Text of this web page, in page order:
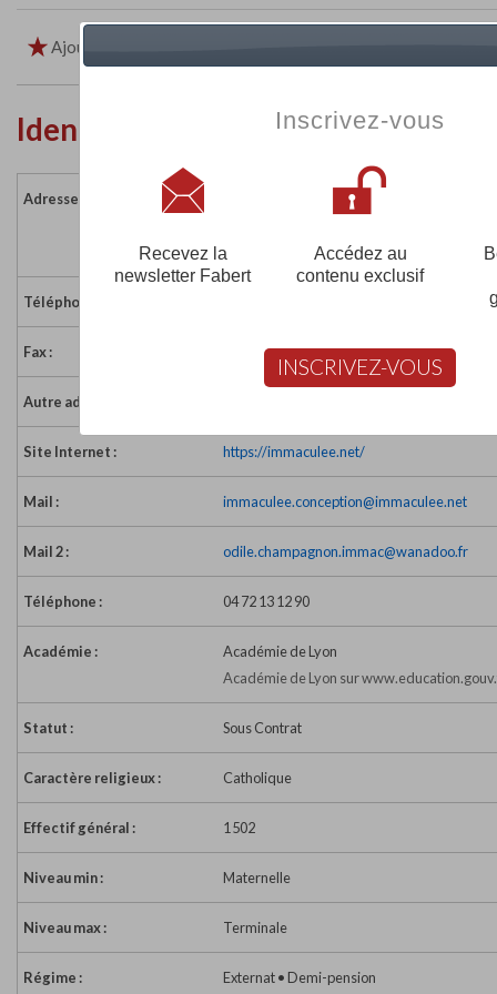
Ajouter aux favoris
Identité de l'établissement
Adresse :
74 place Grandclément - BP 1023
France
Téléphone :
Fax : 04 72 13 12 81
Autre adresse :
Site Internet : https://immaculee.net/
Mail : immaculee.conception@immaculee.net
Mail 2 : odile.champagnon.immac@wanadoo.fr
Téléphone : 04 72 13 12 90
Académie :
Académie de Lyon
Académie de Lyon sur
Statut : Sous Contrat
Caractère religieux : Catholique
Effectif général : 1 502
Niveau min : Maternelle
Niveau max : Terminale
Régime : Externat • Demi-pension
Inscrivez-vous
Recevez la
newsletter Fabert
Accédez au
contenu exclusif
INSCRIVEZ-VOUS